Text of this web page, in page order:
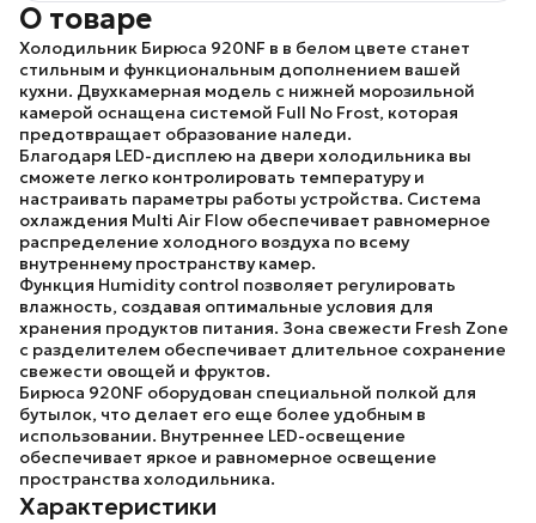
О товаре
Холодильник Бирюса 920NF в в белом цвете станет
стильным и функциональным дополнением вашей
кухни. Двухкамерная модель с нижней морозильной
камерой оснащена системой Full No Frost, которая
предотвращает образование наледи.
Благодаря LED-дисплею на двери холодильника вы
сможете легко контролировать температуру и
настраивать параметры работы устройства. Система
охлаждения Multi Air Flow обеспечивает равномерное
распределение холодного воздуха по всему
внутреннему пространству камер.
Функция Humidity control позволяет регулировать
влажность, создавая оптимальные условия для
хранения продуктов питания. Зона свежести Fresh Zone
с разделителем обеспечивает длительное сохранение
свежести овощей и фруктов.
Бирюса 920NF оборудован специальной полкой для
бутылок, что делает его еще более удобным в
использовании. Внутреннее LED-освещение
обеспечивает яркое и равномерное освещение
пространства холодильника.
Характеристики